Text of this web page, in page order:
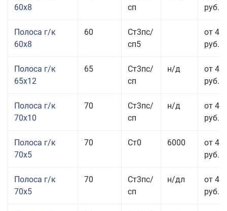
60x8
сп
руб.
Полоса г/к
60x8
60
Ст3пс/
сп5
от 42
руб.
Полоса г/к
65x12
65
Ст3пс/
сп
н/д
от 42
руб.
Полоса г/к
70x10
70
Ст3пс/
сп
н/д
от 42
руб.
Полоса г/к
70x5
70 Ст0 6000
от 44
руб.
Полоса г/к
70x5
70
Ст3пс/
сп
н/дл
от 44
руб.